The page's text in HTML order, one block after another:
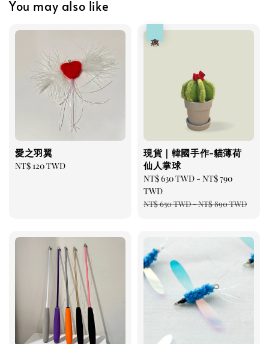
You may also like
愛之羽翼
Regular
NT$ 120 TWD
現貨｜韓國手作-貓薄荷
仙人掌球
Sale
price
NT$ 630 TWD - NT$ 790
TWD
Regular
NT$ 650 TWD-NT$ 890 TWD